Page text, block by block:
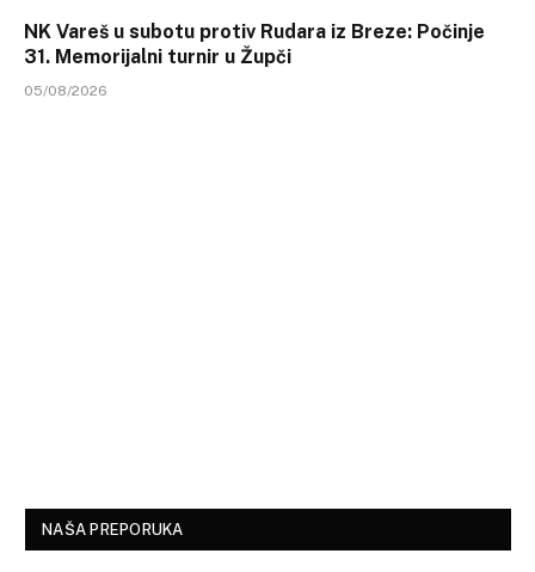
NK Vareš u subotu protiv Rudara iz Breze: Počinje
31. Memorijalni turnir u Župči
05/08/2026
NAŠA PREPORUKA